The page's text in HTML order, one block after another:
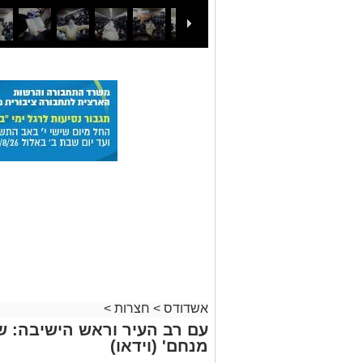
אשדודס > חצרות >
עם רב העיר וראש הישיבה:
מנחם' (וידאו)